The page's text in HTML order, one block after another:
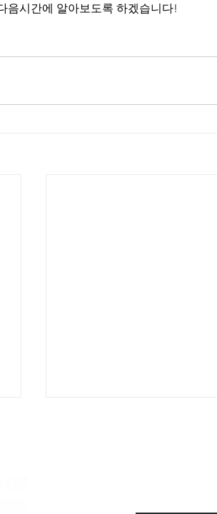
음시간에 알아보도록 하겠습니다!